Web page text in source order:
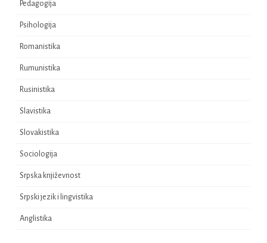
Pedagogijа
Psihologijа
Romanistikа
Rumunistikа
Rusinistikа
Slavistikа
Slovakistikа
Sociologijа
Srpska književnost
Srpski jezik i lingvistikа
Аnglistika